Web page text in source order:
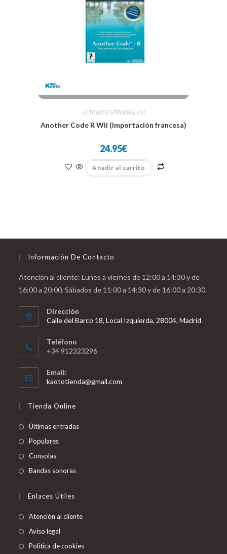
ÚLTIMAS ENTRADAS WII
Another Code R WII (Importación francesa)
24.95€
Añadir al carrito
Información De Contacto
Atención al cliente: Lunes a viernes de 12:00 a 14:30 y de
16:00 a 20:00. Sábados de 11:00 a 14:30 y de 16:00 a 20:30.
Dirección
Calle del Barco 18, Local Izquierda, 28004, Madrid
Teléfono
+34 912323296
Email:
kaototienda@gmail.com
Tienda Online
Últimas entradas
Populares
Consolas
Bandas sonoras
Enlaces Útiles
Atención al cliente
Aviso legal
Política de cookies